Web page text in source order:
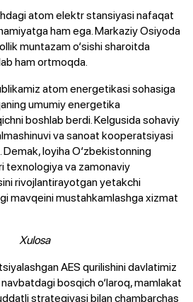
atom elektr stansiyasi nafaqat
ham ega. Markaziy Osiyoda
muntazam o‘sishi sharoitda
ham ortmoqda.
atom energetikasi sohasiga
umumiy energetika
boshlab berdi. Kelgusida sohaviy
va sanoat kooperatsiyasi
loyiha O‘zbekistonning
texnologiya va zamonaviy
rivojlantirayotgan yetakchi
mavqeini mustahkamlashga xizmat
Xulosa
AES qurilishini davlatimiz
bosqich o‘laroq, mamlakat
strategiyasi bilan chambarchas